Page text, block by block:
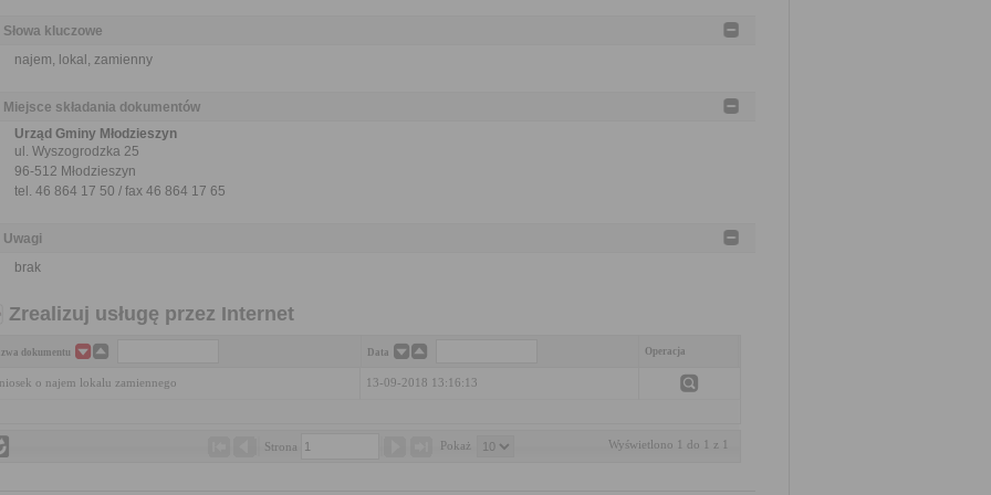
Słowa kluczowe
najem, lokal, zamienny
Miejsce składania dokumentów
Urząd Gminy Młodzieszyn
ul. Wyszogrodzka 25
96-512 Młodzieszyn
tel. 46 864 17 50 / fax 46 864 17 65
Uwagi
brak
Zrealizuj usługę przez Internet
dokumentu Data Operacja
o najem lokalu zamiennego 13-09-2018 13:16:13
Strona Pokaż Wyświetlono 1 do 1 z 1